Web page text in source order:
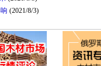
(2021/8/3)